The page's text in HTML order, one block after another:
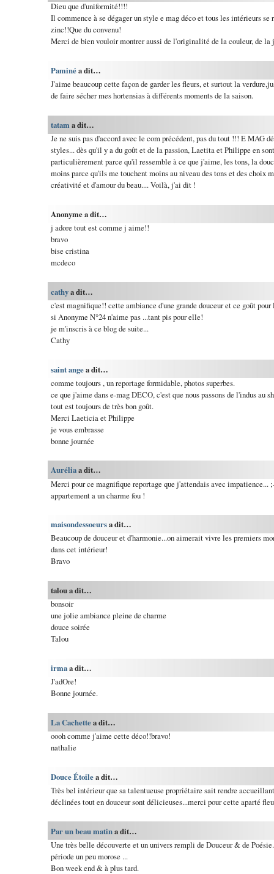
Dieu que d'uniformité!!!!
Il commence à se dégager un style e mag déco et tous les intérieurs
zinc!!Que du convenu!
Merci de bien vouloir montrer aussi de l'originalité de la couleur, de la
Paminéa dit…
J'aime beaucoup cette façon de garder les fleurs, et surtout la
de faire sécher mes hortensias à différents moments de la saison.
tatam a dit…
Je ne suis pas d'accord avec le com précédent, pas du tout !!! E MAG
styles... dès qu'il y a du goût et de la passion, Laetita et Philippe en
particulièrement parce qu'il ressemble à ce que j'aime, les tons, la
moins parce qu'ils me touchent moins au niveau des tons et des choix
créativité et d'amour du beau.... Voilà, j'ai dit !
Anonyme a dit…
j adore tout est comme j aime!!
bravo
bise cristina
mcdeco
cathya dit…
c'est magnifique!! cette ambiance d'une grande douceur et ce goût
si Anonyme N°24 n'aime pas ...tant pis pour elle!
je m'inscris à ce blog de suite...
Cathy
saint angea dit…
comme toujours , un reportage formidable, photos superbes.
ce que j'aime dans e-mag DECO, c'est que nous passons de l'indus au
tout est toujours de très bon goût.
Merci Laeticia et Philippe
je vous embrasse
bonne journée
Auréliaa dit…
Merci pour ce magnifique reportage que j'attendais avec impatience...
appartement a un charme fou !
maisondessoeursa dit…
Beaucoup de douceur et d'harmonie...on aimerait vivre les premiers
dans cet intérieur!
Bravo
talou a dit…
bonsoir
une jolie ambiance pleine de charme
douce soirée
Talou
irmaa dit…
J'adOre!
Bonne journée.
La Cachettea dit…
oooh comme j'aime cette déco!!bravo!
nathalie
Douce Étoilea dit…
Très bel intérieur que sa talentueuse propriétaire sait rendre
déclinées tout en douceur sont délicieuses...merci pour cette aparté
Par un beau matina dit…
Une très belle découverte et un univers rempli de Douceur & de
période un peu morose ...
Bon week end & à plus tard.